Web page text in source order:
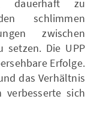
dauerhaft zu
schlimmen
zwischen
setzen. Die UPP
Erfolge.
das Verhältnis
verbesserte sich